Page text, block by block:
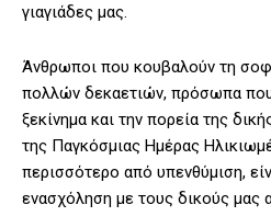
γιαγιάδες μας.
Άνθρωποι που κουβαλούν τη
πολλών δεκαετιών, πρόσωπα
ξεκίνημα και την πορεία της
της Παγκόσμιας Ημέρας
περισσότερο από υπενθύμιση,
ενασχόληση με τους δικούς μας